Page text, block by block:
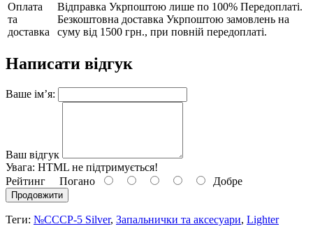
Оплата
та
доставка
Відправка Укрпоштою лише по 100% Передоплаті.
Безкоштовна доставка Укрпоштою замовлень на
суму від 1500 грн., при повній передоплаті.
Написати відгук
Ваше ім’я:
Ваш відгук
Увага: HTML не підтримується!
Рейтинг Погано Добре
Продовжити
Теги: №СССР-5 Silver, Запальнички та аксесуари, Lighter